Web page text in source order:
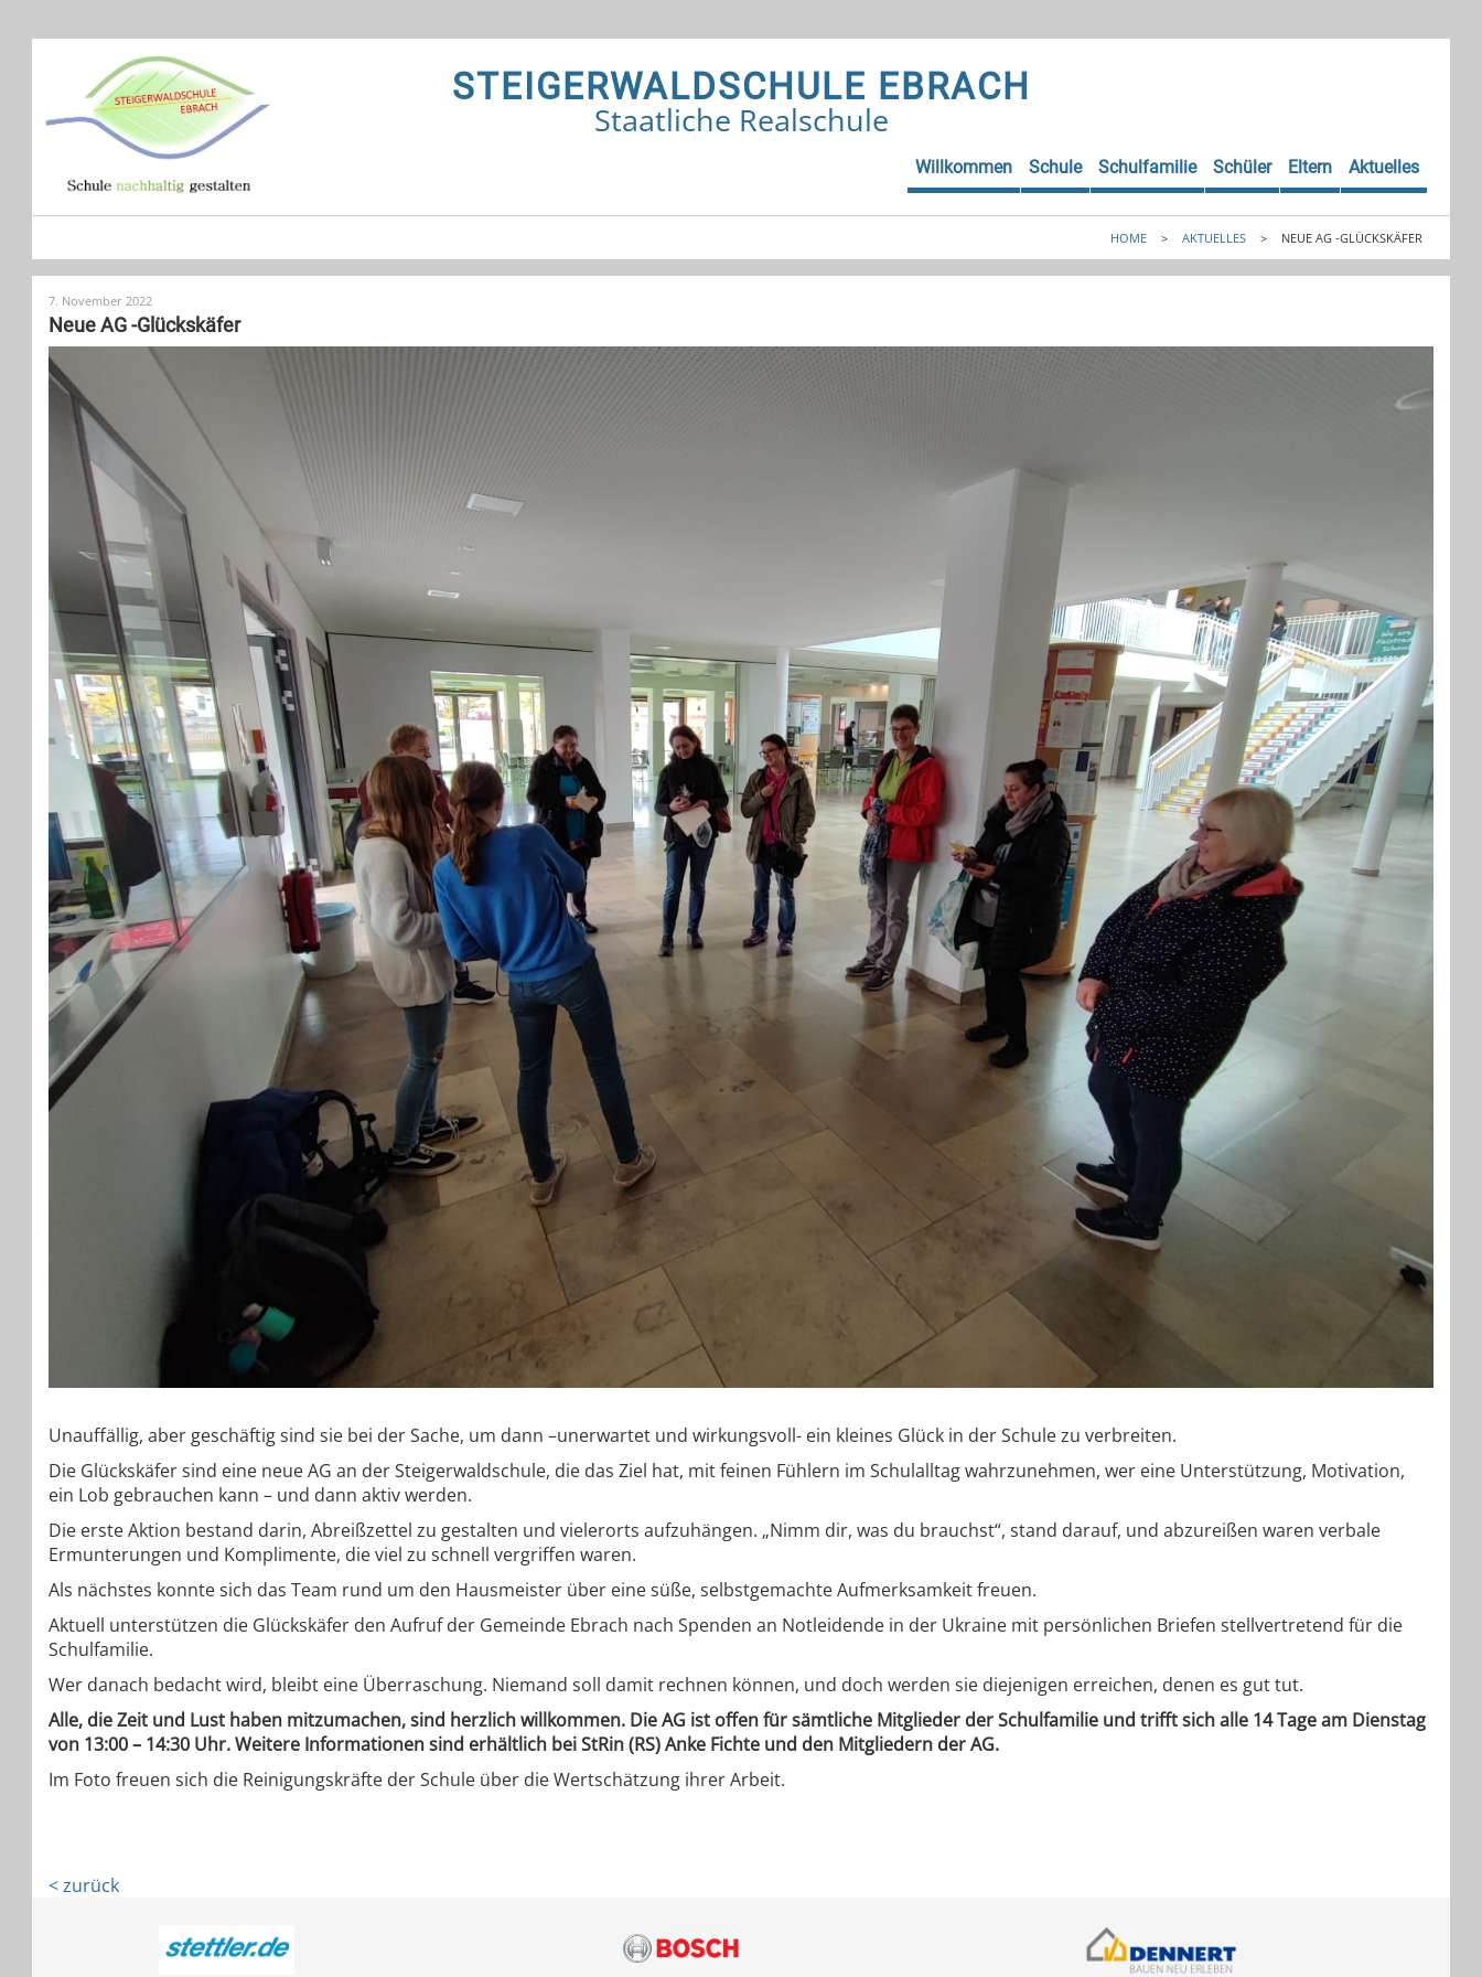
STEIGERWALDSCHULE EBRACH
Staatliche Realschule
Willkommen Schule Schulfamilie Schüler Eltern Aktuelles
HOME > AKTUELLES > NEUE AG -GLÜCKSKÄFER
7. November 2022
Neue AG -Glückskäfer
Unauffällig, aber geschäftig sind sie bei der Sache, um dann –unerwartet und wirkungsvoll- ein kleines Glück in der Schule zu verbreiten.
Die Glückskäfer sind eine neue AG an der Steigerwaldschule, die das Ziel hat, mit feinen Fühlern im Schulalltag wahrzunehmen, wer eine Unterstützung, Motivation,
ein Lob gebrauchen kann – und dann aktiv werden.
Die erste Aktion bestand darin, Abreißzettel zu gestalten und vielerorts aufzuhängen. „Nimm dir, was du brauchst“, stand darauf, und abzureißen waren verbale
Ermunterungen und Komplimente, die viel zu schnell vergriffen waren.
Als nächstes konnte sich das Team rund um den Hausmeister über eine süße, selbstgemachte Aufmerksamkeit freuen.
Aktuell unterstützen die Glückskäfer den Aufruf der Gemeinde Ebrach nach Spenden an Notleidende in der Ukraine mit persönlichen Briefen stellvertretend für die
Schulfamilie.
Wer danach bedacht wird, bleibt eine Überraschung. Niemand soll damit rechnen können, und doch werden sie diejenigen erreichen, denen es gut tut.
Alle, die Zeit und Lust haben mitzumachen, sind herzlich willkommen. Die AG ist offen für sämtliche Mitglieder der Schulfamilie und trifft sich alle 14 Tage am Dienstag
von 13:00 – 14:30 Uhr. Weitere Informationen sind erhältlich bei StRin (RS) Anke Fichte und den Mitgliedern der AG.
Im Foto freuen sich die Reinigungskräfte der Schule über die Wertschätzung ihrer Arbeit.
< zurück